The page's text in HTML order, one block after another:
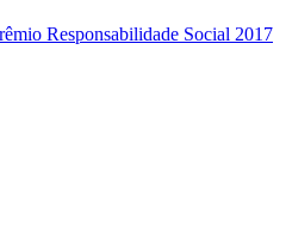
Responsabilidade Social 2017